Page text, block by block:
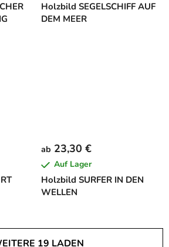
Holzbild SEGELSCHIFF AUF
DEM MEER
Holzbild SURFER IN DEN
WELLEN
ab 23,30 €
Auf Lager
19 LADEN